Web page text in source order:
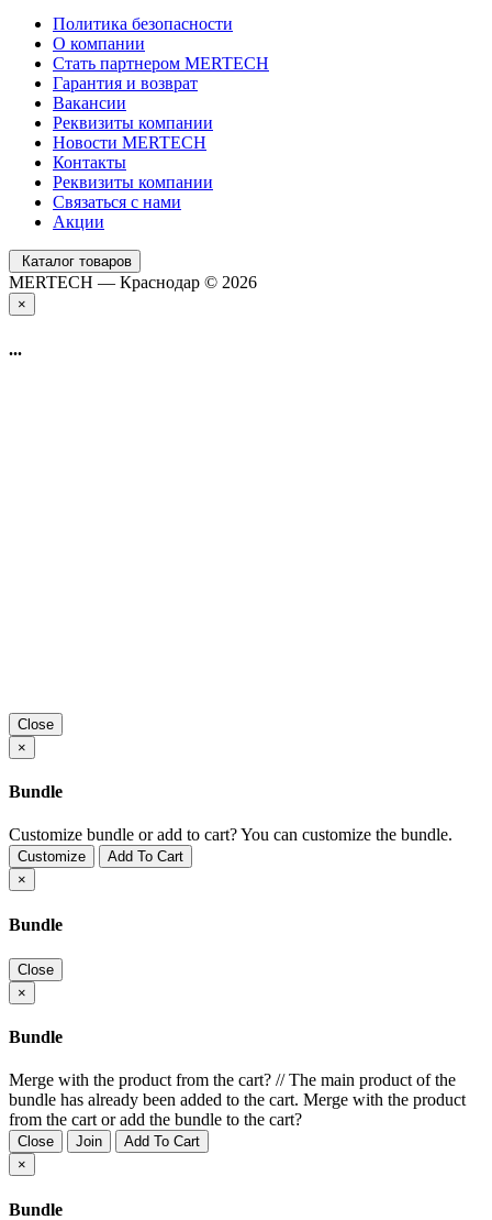
Политика безопасности
О компании
Стать партнером MERTECH
Гарантия и возврат
Вакансии
Реквизиты компании
Новости MERTECH
Контакты
Реквизиты компании
Связаться с нами
Акции
Каталог товаров
MERTECH — Краснодар © 2026
×
...
Close
×
Bundle
Customize bundle or add to cart?You can customize the bundle.
Customize
Add To Cart
×
Bundle
Close
×
Bundle
Merge with the product from the cart? //The main product of the
bundle has already been added to the cart. Merge with the product
from the cart or add the bundle to the cart?
Close Join
Add To Cart
×
Bundle